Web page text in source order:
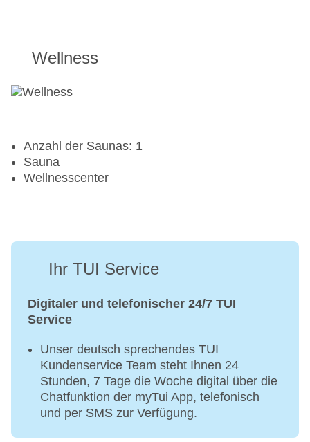
Wellness
Anzahl der Saunas: 1
Sauna
Wellnesscenter
Ihr TUI Service
Digitaler und telefonischer 24/7 TUI
Service
Unser deutsch sprechendes TUI
Kundenservice Team steht Ihnen 24
Stunden, 7 Tage die Woche digital über die
Chatfunktion der myTui App, telefonisch
und per SMS zur Verfügung.